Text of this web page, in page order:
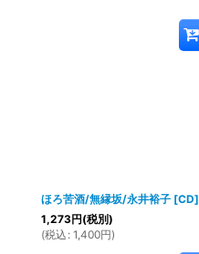
ほろ苦酒/無縁坂/永井裕子 [CD]
1,273円(税別)
(税込 : 1,400円)